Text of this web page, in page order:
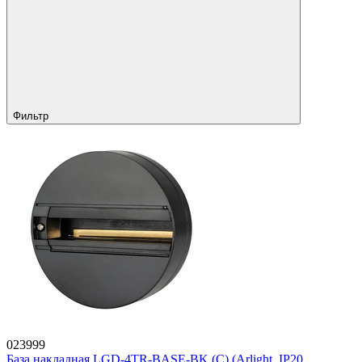
Фильтр
023999
База накладная LGD-4TR-BASE-BK (C) (Arlight, IP20